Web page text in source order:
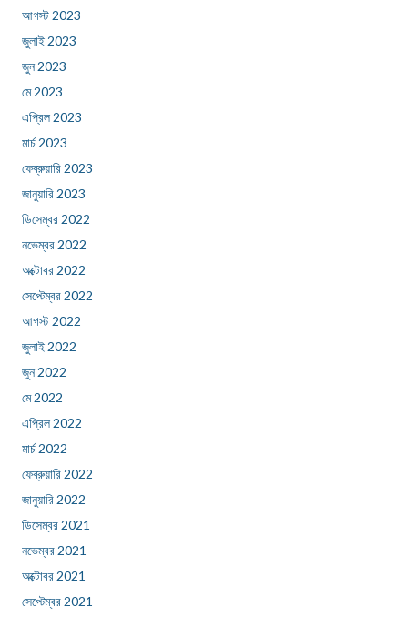
আগস্ট 2023
জুলাই 2023
জুন 2023
মে 2023
এপ্রিল 2023
মার্চ 2023
ফেব্রুয়ারি 2023
জানুয়ারি 2023
ডিসেম্বর 2022
নভেম্বর 2022
অক্টোবর 2022
সেপ্টেম্বর 2022
আগস্ট 2022
জুলাই 2022
জুন 2022
মে 2022
এপ্রিল 2022
মার্চ 2022
ফেব্রুয়ারি 2022
জানুয়ারি 2022
ডিসেম্বর 2021
নভেম্বর 2021
অক্টোবর 2021
সেপ্টেম্বর 2021